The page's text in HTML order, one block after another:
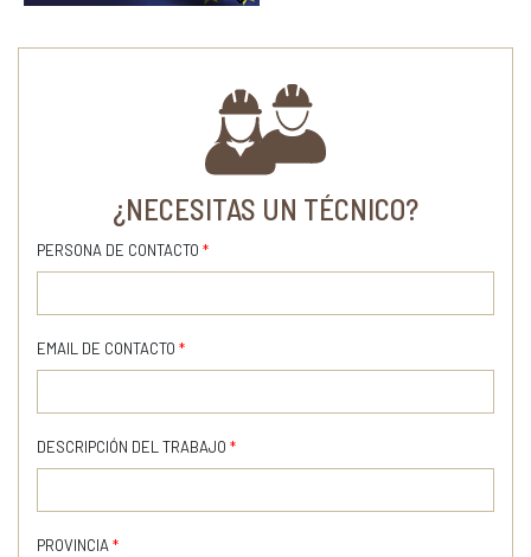
¿NECESITAS UN TÉCNICO?
PERSONA DE CONTACTO *
EMAIL DE CONTACTO *
DESCRIPCIÓN DEL TRABAJO *
PROVINCIA *